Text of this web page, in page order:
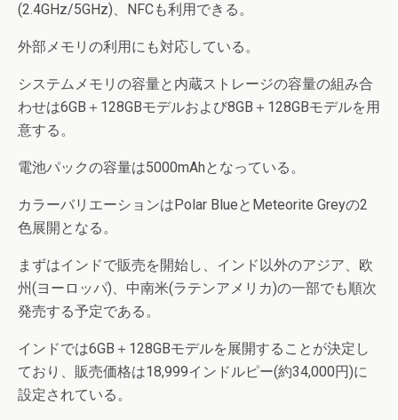
(2.4GHz/5GHz)、NFCも利用できる。
外部メモリの利用にも対応している。
システムメモリの容量と内蔵ストレージの容量の組み合
わせは6GB＋128GBモデルおよび8GB＋128GBモデルを用
意する。
電池パックの容量は5000mAhとなっている。
カラーバリエーションはPolar BlueとMeteorite Greyの2
色展開となる。
まずはインドで販売を開始し、インド以外のアジア、欧
州(ヨーロッパ)、中南米(ラテンアメリカ)の一部でも順次
発売する予定である。
インドでは6GB＋128GBモデルを展開することが決定し
ており、販売価格は18,999インドルピー(約34,000円)に
設定されている。